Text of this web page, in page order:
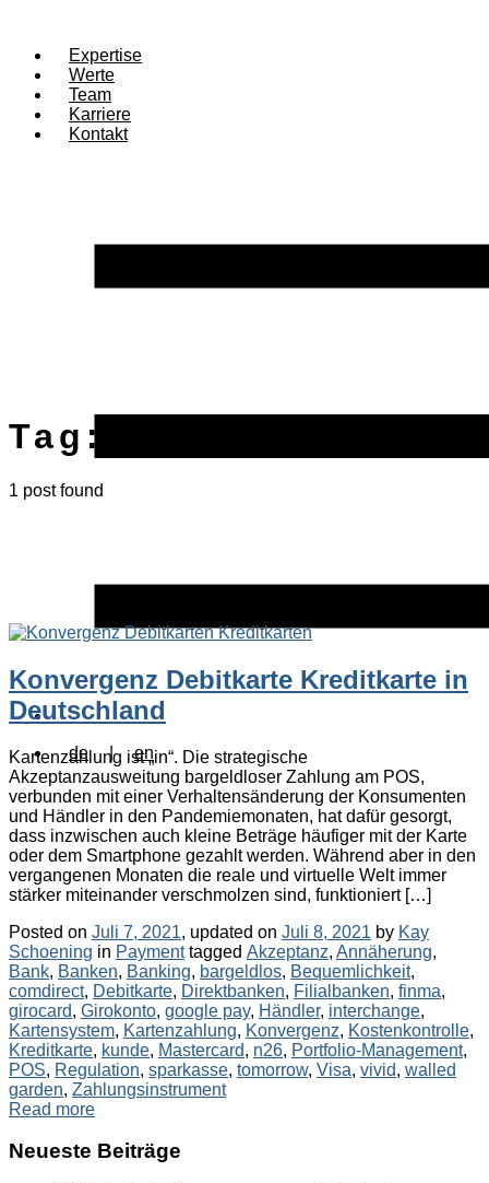
Expertise
Werte
Team
Karriere
Kontakt
de | en
Tag:
1 post found
Konvergenz Debitkarte Kreditkarte in
Deutschland
Kartenzahlung ist „in“. Die strategische
Akzeptanzausweitung bargeldloser Zahlung am POS,
verbunden mit einer Verhaltensänderung der Konsumenten
und Händler in den Pandemiemonaten, hat dafür gesorgt,
dass inzwischen auch kleine Beträge häufiger mit der Karte
oder dem Smartphone gezahlt werden. Während aber in den
vergangenen Monaten die reale und virtuelle Welt immer
stärker miteinander verschmolzen sind, funktioniert […]
Posted on Juli 7, 2021, updated on Juli 8, 2021 by Kay
Schoening in Categories
Paymenttagged Tags
Akzeptanz, Annäherung,
Bank, Banken, Banking, bargeldlos, Bequemlichkeit,
comdirect, Debitkarte, Direktbanken, Filialbanken, finma,
girocard, Girokonto, google pay, Händler, interchange,
Kartensystem, Kartenzahlung, Konvergenz, Kostenkontrolle,
Kreditkarte, kunde, Mastercard, n26, Portfolio-Management,
POS, Regulation, sparkasse, tomorrow, Visa, vivid, walled
garden, Zahlungsinstrument
Read more
Neueste Beiträge